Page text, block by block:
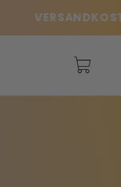
Ostoskori